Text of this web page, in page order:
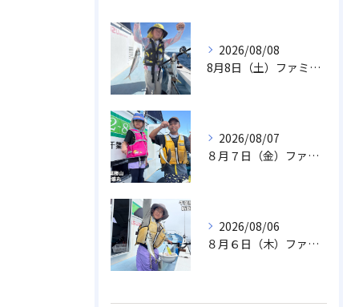
2026/08/08
8月8日（土）ファミリーアジ
2026/08/07
８月７日（金）ファミリフィッシング
2026/08/06
８月６日（木）ファミリフィッシング